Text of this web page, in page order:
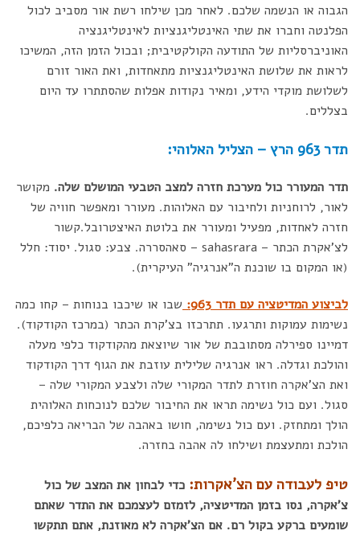
הגבוה או הנשמה שלכם. לאחר מכן שילחו רשת אור מסביב לכול
הפלנטה וחברו את שתי האינטליגנציות לאינטליגנציה
האוניברסליות של התודעה הקולקטיבית; ובכול הזמן הזה, המשיכו
לראות את שלושת האינטליגנציות מתאחדות, ואת האור זורם
לשלושת מוקדי הידע, ומאיר נקודות אפלות שהסתתרו עד היום
בצללים.
תדר 963 הרץ – הצליל האלוהי:
תדר המעורר כול מערכת חזרה למצב הטבעי המושלם שלה. מקושר
לאור, לרוחניות ולחיבור עם האלוהות. מעורר ומאפשר חוויה של
חזרה לאחדות, מפעיל ומעורר את בלוטת האיצטרובל.קשור
לצ'אקרת הכתר – sahasrara – סאהסררה. צבע: סגול. יסוד: חלל
(או המקום בו שוכנת ה"אנרגיה" העיקרית).
לביצוע המדיטציה עם תדר 963:
שבו או שיכבו בנוחות – קחו כמה
נשימות עמוקות ותרגעו. תתרכזו בצ'קרת הכתר (במרכז הקודקוד).
דמיינו ספירלה מסתובבת של אור שיוצאת מהקודקוד כלפי מעלה
והולכת וגדלה. ראו אנרגיה שלילית עוזבת את הגוף דרך הקודקוד
ואת הצ'אקרה חוזרת לתדר המקורי שלה ולצבע המקורי שלה –
סגול. ועם כול נשימה תראו את החיבור שלכם לנוכחות האלוהית
הולך ומתחזק. ועם כול נשימה, חושו באהבה של הבריאה כלפיכם,
הולכת ומתעצמת ושילחו לה אהבה בחזרה.
טיפ לעבודה עם הצ'אקרות: כדי לבחון את המצב של כול
צ'אקרה, נסו בזמן המדיטציה, לזמזם לעצמכם את התדר שאתם
שומעים ברקע בקול רם. אם הצ'אקרה לא מאוזנת, אתם תתקשו